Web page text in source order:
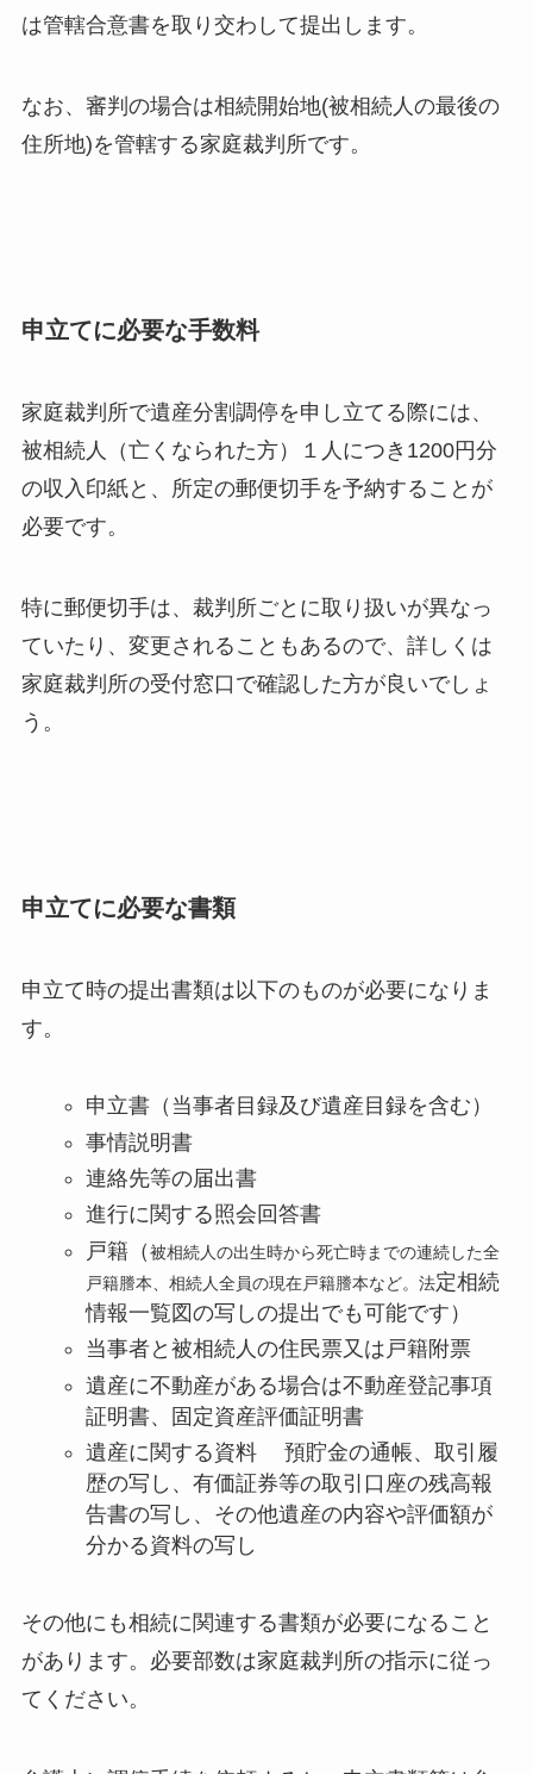
は管轄合意書を取り交わして提出します。
なお、審判の場合は相続開始地(被相続人の最後の
住所地)を管轄する家庭裁判所です。
申立てに必要な手数料
家庭裁判所で遺産分割調停を申し立てる際には、
被相続人（亡くなられた方）１人につき1200円分
の収入印紙と、所定の郵便切手を予納することが
必要です。
特に郵便切手は、裁判所ごとに取り扱いが異なっ
ていたり、変更されることもあるので、詳しくは
家庭裁判所の受付窓口で確認した方が良いでしょ
う。
申立てに必要な書類
申立て時の提出書類は以下のものが必要になりま
す。
申立書（当事者目録及び遺産目録を含む）
事情説明書
連絡先等の届出書
進行に関する照会回答書
戸籍（被相続人の出生時から死亡時までの連続した全
戸籍謄本、相続人全員の現在戸籍謄本など。法定相続
情報一覧図の写しの提出でも可能です）
当事者と被相続人の住民票又は戸籍附票
遺産に不動産がある場合は不動産登記事項
証明書、固定資産評価証明書
遺産に関する資料 預貯金の通帳、取引履
歴の写し、有価証券等の取引口座の残高報
告書の写し、その他遺産の内容や評価額が
分かる資料の写し
その他にも相続に関連する書類が必要になること
があります。必要部数は家庭裁判所の指示に従っ
てください。